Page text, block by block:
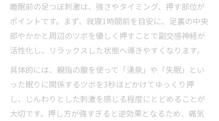
足つぼが副交感神経を整える理由とは
睡眠の質改善に必要な足つぼ刺激の解説
足つぼでリラックス効果が高まるメカニズ
ム
副交感神経を優位にする足つぼの選び方
足つぼと自律神経の深い関係を徹底解説
ストレス緩和と快眠へ導く足裏ケア
睡眠前の足つぼ刺激は、強さやタイミング、押す部位が
ポイントです。まず、就寝1時間前を目安に、足裏の中央
部やかかと周辺のツボを優しく押すことで副交感神経が
活性化し、リラックスした状態へ導きやすくなります。
具体的には、親指の腹を使って「湧泉」や「失眠」とい
った眠りに関係するツボを3秒ほどかけてゆっくり押
し、じんわりとした刺激を感じる程度にとどめることが
大切です。押し方が強すぎると逆効果となるため、痛気